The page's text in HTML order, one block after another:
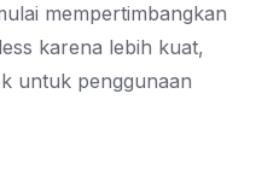
mempertimbangkan
karena lebih kuat,
untuk penggunaan